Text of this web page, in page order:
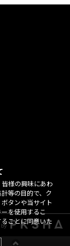
様の興味にあわ
等の目的で、ク
タンや当サイト
を使用するこ
ことに同意いた